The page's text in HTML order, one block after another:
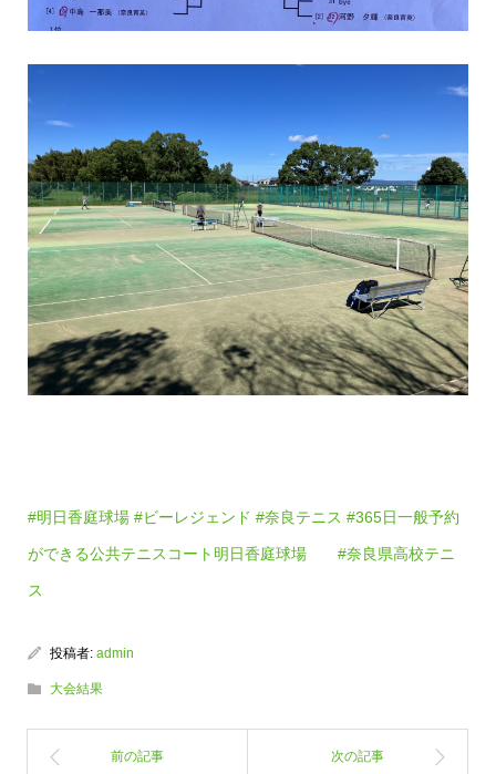
#明日香庭球場 #ビーレジェンド #奈良テニス #365日一般予約
ができる公共テニスコート明日香庭球場 #奈良県高校テニ
ス
投稿者: admin
大会結果